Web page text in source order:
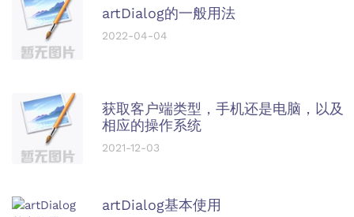
artDialog的一般用法
2022-04-04
获取客户端类型，手机还是电脑，以及
相应的操作系统
2021-12-03
artDialog基本使用